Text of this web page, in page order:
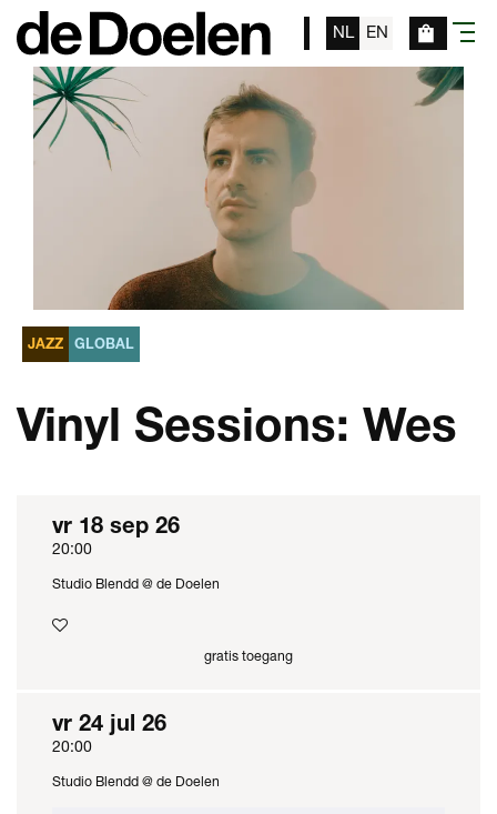
NL EN menu
JAZZ GLOBAL
Vinyl Sessions: Wes
vr 18 sep 26
20:00
Studio Blendd @ de Doelen
gratis toegang
vr 24 jul 26
20:00
Studio Blendd @ de Doelen